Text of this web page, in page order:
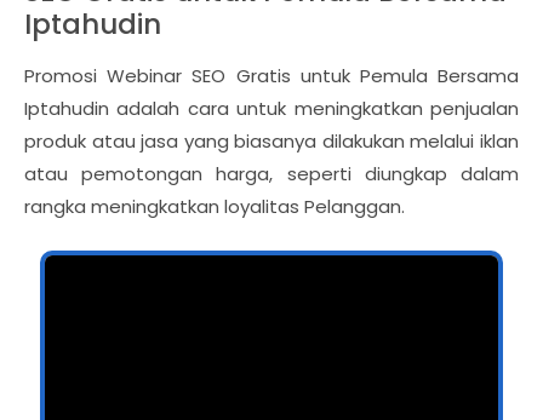
Iptahudin
Promosi Webinar SEO Gratis untuk Pemula Bersama
Iptahudin adalah cara untuk meningkatkan penjualan
produk atau jasa yang biasanya dilakukan melalui iklan
atau pemotongan harga, seperti diungkap dalam
rangka meningkatkan loyalitas Pelanggan.